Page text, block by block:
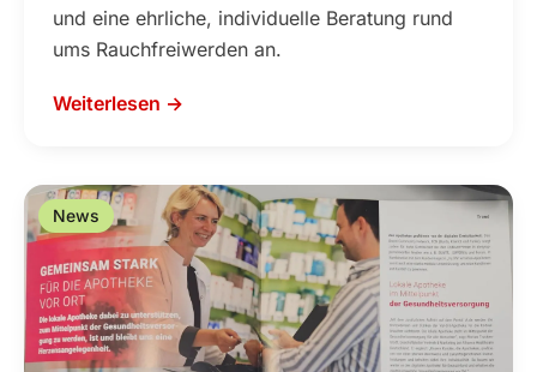
und eine ehrliche, individuelle Beratung rund
ums Rauchfreiwerden an.
Weiterlesen →
News